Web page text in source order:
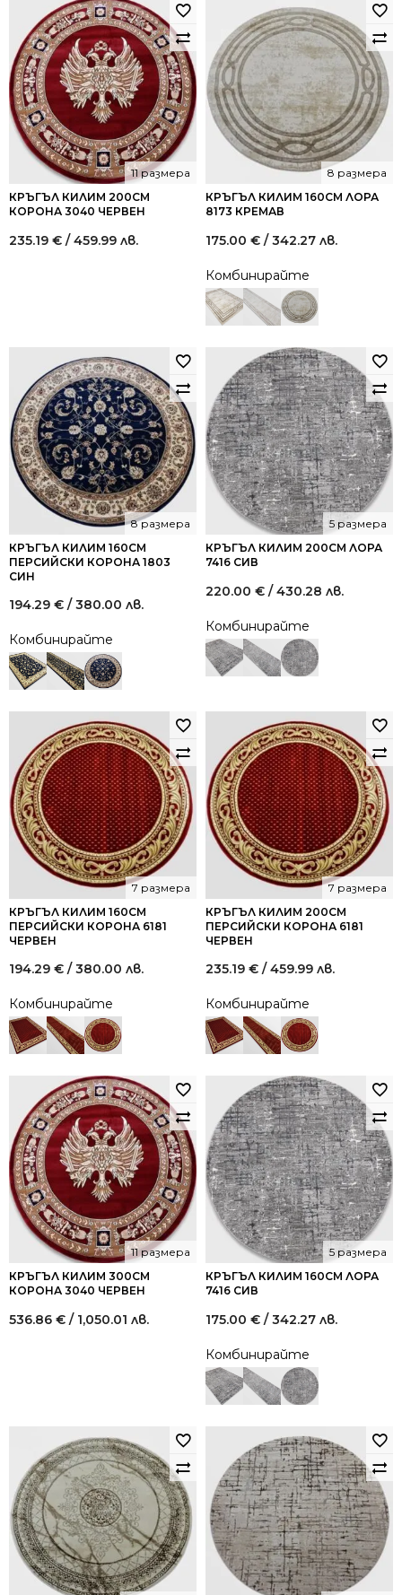
КРЪГЪЛ КИЛИМ 200СМ
КОРОНА 3040 ЧЕРВЕН
11 размера
235.19 € / 459.99 лв.
КРЪГЪЛ КИЛИМ 160СМ ЛОРА
8173 КРЕМАВ
8 размера
175.00 € / 342.27 лв.
Комбинирайте
КРЪГЪЛ КИЛИМ 160СМ
ПЕРСИЙСКИ КОРОНА 1803
СИН
8 размера
194.29 € / 380.00 лв.
Комбинирайте
КРЪГЪЛ КИЛИМ 200СМ ЛОРА
7416 СИВ
5 размера
220.00 € / 430.28 лв.
Комбинирайте
КРЪГЪЛ КИЛИМ 160СМ
ПЕРСИЙСКИ КОРОНА 6181
ЧЕРВЕН
7 размера
194.29 € / 380.00 лв.
Комбинирайте
КРЪГЪЛ КИЛИМ 200СМ
ПЕРСИЙСКИ КОРОНА 6181
ЧЕРВЕН
7 размера
235.19 € / 459.99 лв.
Комбинирайте
КРЪГЪЛ КИЛИМ 300СМ
КОРОНА 3040 ЧЕРВЕН
11 размера
536.86 € / 1,050.01 лв.
КРЪГЪЛ КИЛИМ 160СМ ЛОРА
7416 СИВ
5 размера
175.00 € / 342.27 лв.
Комбинирайте